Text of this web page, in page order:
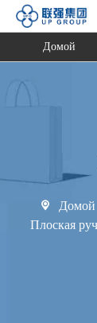
Домой
Домой
Плоская